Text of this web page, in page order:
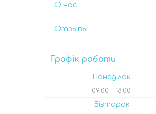
О нас
Отзывы
Графік роботи
Понеділок
09:00 18:00
Вівторок